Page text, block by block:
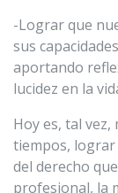
-Lograr que
sus
aportando
lucidez en la
Hoy es, tal
tiempos, lograr
del derecho
profesional, la